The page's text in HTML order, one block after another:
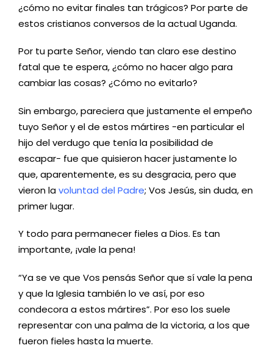
¿cómo no evitar finales tan trágicos? Por parte de
estos cristianos conversos de la actual Uganda.
Por tu parte Señor, viendo tan claro ese destino
fatal que te espera, ¿cómo no hacer algo para
cambiar las cosas? ¿Cómo no evitarlo?
Sin embargo, pareciera que justamente el empeño
tuyo Señor y el de estos mártires -en particular el
hijo del verdugo que tenía la posibilidad de
escapar- fue que quisieron hacer justamente lo
que, aparentemente, es su desgracia, pero que
vieron lavoluntad del Padre; Vos Jesús, sin duda, en
primer lugar.
Y todo para permanecer fieles a Dios. Es tan
importante, ¡vale la pena!
“Ya se ve que Vos pensás Señor que sí vale la pena
y que la Iglesia también lo ve así, por eso
condecora a estos mártires”. Por eso los suele
representar con una palma de la victoria, a los que
fueron fieles hasta la muerte.